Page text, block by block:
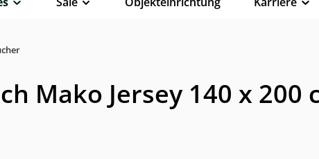
Mako Jersey 140 x